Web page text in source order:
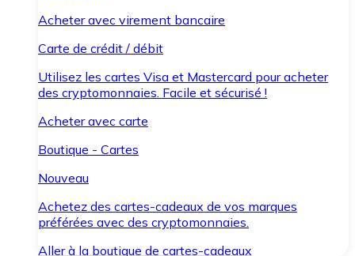
Acheter avec virement bancaire
Carte de crédit / débit
Utilisez les cartes Visa et Mastercard pour acheter
des cryptomonnaies. Facile et sécurisé !
Acheter avec carte
Boutique - Cartes
Nouveau
Achetez des cartes-cadeaux de vos marques
préférées avec des cryptomonnaies.
Aller à la boutique de cartes-cadeaux